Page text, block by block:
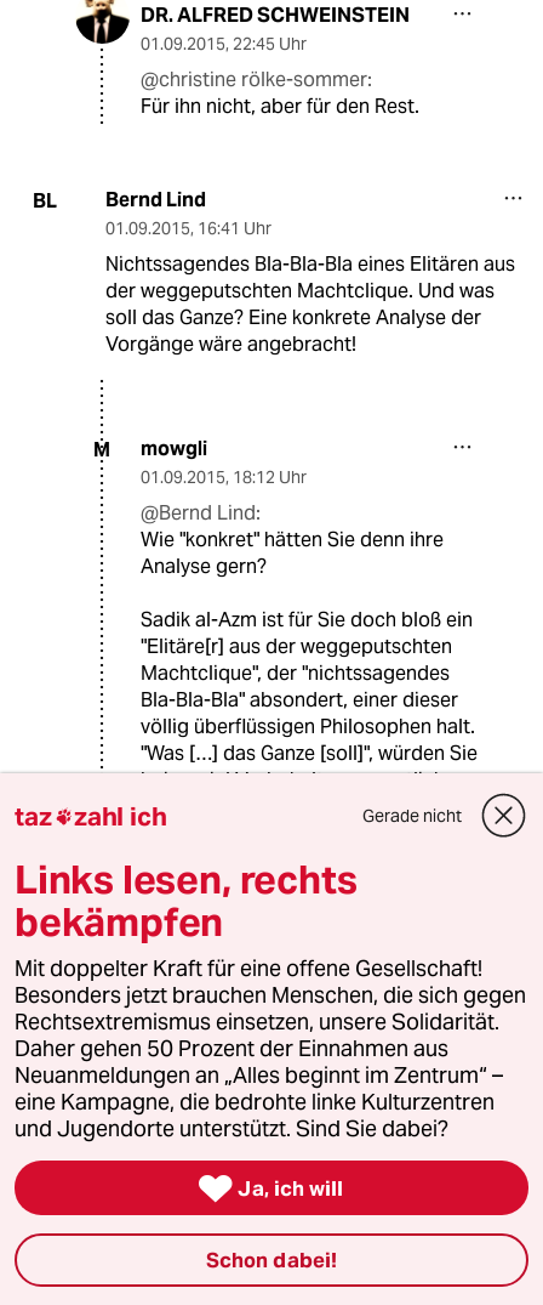
DR. ALFRED SCHWEINSTEIN
01.09.2015, 22:45 Uhr
@christine rölke-sommer:
Für ihn nicht, aber für den Rest.
BL Bernd Lind
01.09.2015, 16:41 Uhr
Nichtssagendes Bla-Bla-Bla eines Elitären aus
der weggeputschten Machtclique. Und was
soll das Ganze? Eine konkrete Analyse der
Vorgänge wäre angebracht!
M mowgli
01.09.2015, 18:12 Uhr
@Bernd Lind:
Wie "konkret" hätten Sie denn ihre
Analyse gern?
Sadik al-Azm ist für Sie doch bloß ein
"Elitäre[r] aus der weggeputschten
Machtclique", der "nichtssagendes
Bla-Bla-Bla" absondert, einer dieser
völlig überflüssigen Philosophen halt.
"Was […] das Ganze [soll]", würden Sie
bei so viel Vorbehalten vermutlich
auch dann nicht verstehen, wenn die
taz das gesamte Buch des Mannes
abdrucken würde, nicht bloß ein
Interview mit ihm.
So "konkret", wie man werden muss,
um Menschen zur Vernunft zu
bringen, die sich ihren eigenen
Vorurteilen vollkommen unterwerfen,
können (und wollen) echte
Philosophen gar nicht werden. Denn
wie sagte Sadik al-Azm noch gleich?
Dass die Trennung von Glauben und
Fortschritt, sondern für das
Überleben" wichtig ist, verstehen die
meisten Leute erst, wenn sie durch
"so etwas wie den Dreißigjährigen
Krieg [gegangen]" sind. Und zwar
taz zahl ich Gerade nicht
Links lesen, rechts
bekämpfen
Mit doppelter Kraft für eine offene Gesellschaft!
Besonders jetzt brauchen Menschen, die sich gegen
Rechtsextremismus einsetzen, unsere Solidarität.
Daher gehen 50 Prozent der Einnahmen aus
Neuanmeldungen an „Alles beginnt im Zentrum“ –
eine Kampagne, die bedrohte linke Kulturzentren
und Jugendorte unterstützt. Sind Sie dabei?
 Ja, ich will
Schon dabei!